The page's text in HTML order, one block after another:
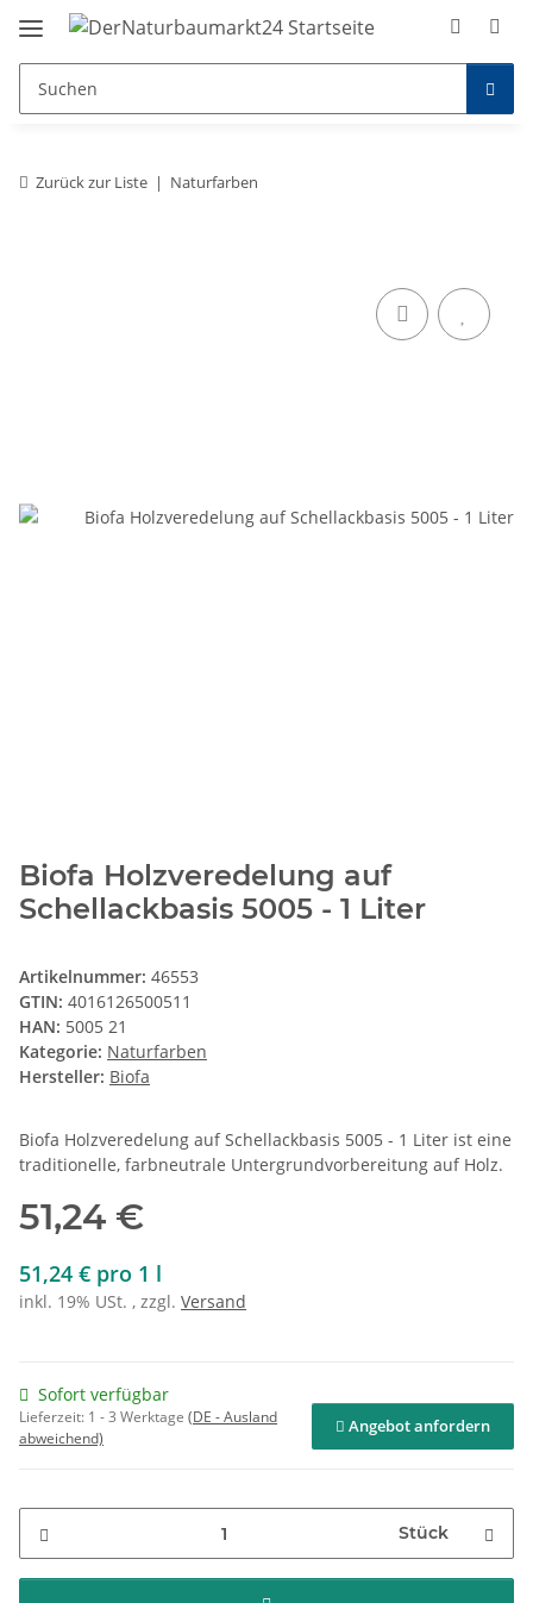
Zurück zur Liste Naturfarben
Biofa Holzveredelung auf
Schellackbasis 5005 - 1 Liter
Artikelnummer: 46553
GTIN: 4016126500511
HAN: 5005 21
Kategorie: Naturfarben
Hersteller: Biofa
Biofa Holzveredelung auf Schellackbasis 5005 - 1 Liter ist eine
traditionelle, farbneutrale Untergrundvorbereitung auf Holz.
51,24 €
51,24 € pro 1 l
inkl. 19% USt. , zzgl. Versand
Sofort verfügbar
Lieferzeit: 1 - 3 Werktage (DE - Ausland
abweichend)
Angebot anfordern
Stück